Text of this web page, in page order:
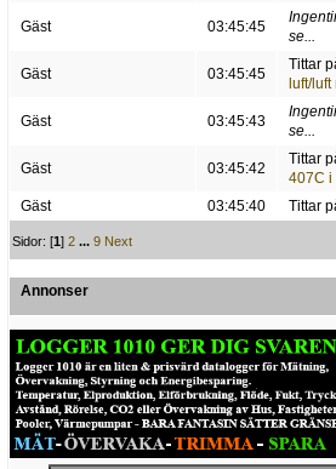
Gäst 03:45:45
se...
Gäst 03:45:45
Tittar
luft/
Gäst 03:45:43
se...
Gäst 03:45:42
Tittar
407C i
Gäst
03:45:40 Tittar
Sidor: [1]2 ...9 Next
Annonser